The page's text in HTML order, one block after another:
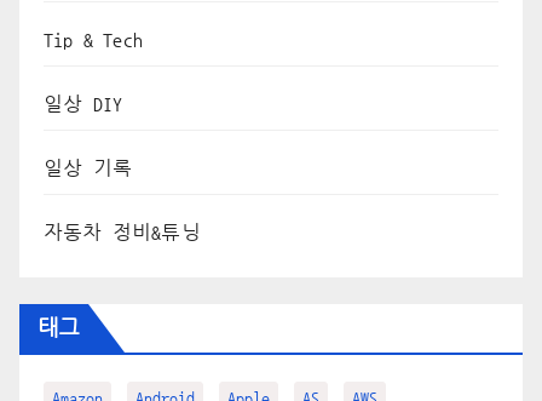
Tip & Tech
일상 DIY
일상 기록
자동차 정비&튜닝
태그